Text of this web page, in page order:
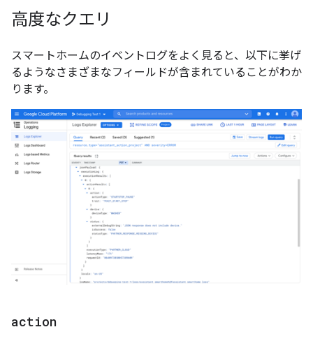
高度なクエリ
スマートホームのイベントログをよく見ると、以下に挙げ
るようなさまざまなフィールドが含まれていることがわか
ります。
action